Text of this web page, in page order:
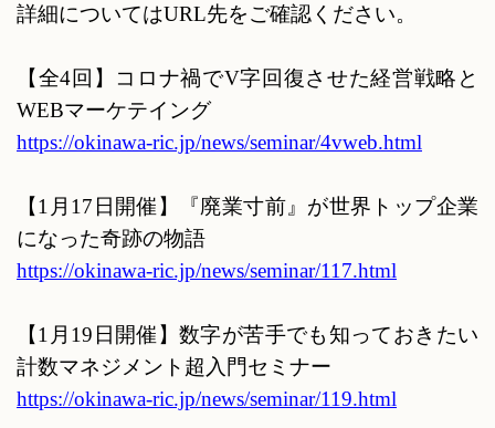
詳細についてはURL先をご確認ください。
【全4回】コロナ禍でV字回復させた経営戦略と
WEBマーケテイング
https://okinawa-ric.jp/news/seminar/4vweb.html
【1 月 17 日開催】『廃業寸前』が世界トップ企業
になった奇跡の物語
https://okinawa-ric.jp/news/seminar/117.html
【1 月 19 日開催】数字が苦手でも知っておきたい
計数マネジメント超入門セミナー
https://okinawa-ric.jp/news/seminar/119.html